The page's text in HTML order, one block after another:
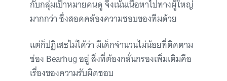
กับกลุ่มเป้าหมายคนดู จึงเน้นเนื้อหาไปทางผู้ใหญ่
มากกว่า ซึ่งสอดคล้องความชอบของทีมด้วย
แต่ก็ปฏิเสธไม่ได้ว่า มีเด็กจำนวนไม่น้อยที่ติดตาม
ช่อง Bearhug อยู่ สิ่งที่ต้องกลั่นกรองเพิ่มเติมคือ
เรื่องของความรับผิดชอบ